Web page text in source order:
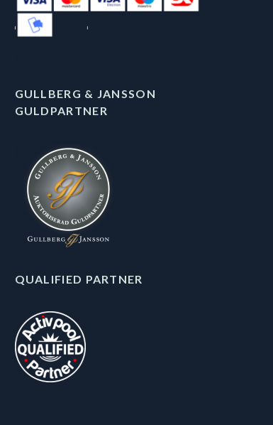
GULLBERG & JANSSON
GULDPARTNER
QUALIFIED PARTNER